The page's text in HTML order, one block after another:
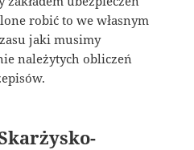
robić to we własnym
jaki musimy
należytych obliczeń